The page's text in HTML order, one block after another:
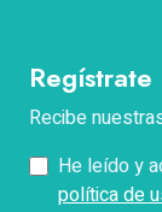
Regístrate
Recibe
He leído y
política de